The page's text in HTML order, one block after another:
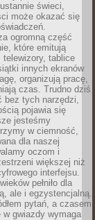
świeci,
może okazać się
ogromną część
które emitują
telewizory, tablice
innych ekranów
organizują pracę,
czas. Trudno dziś
bez tych narzędzi,
pojawia się
jesteśmy
w ciemność,
dla naszej
oczom i
większej niż
interfejsu.
pełniło dla
ale i egzystencjalną.
pytań, a czasem
gwiazdy wymaga